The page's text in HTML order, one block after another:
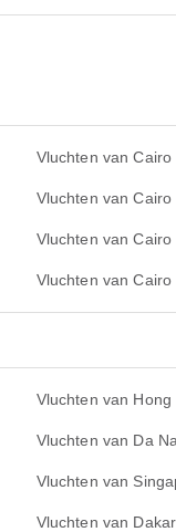
Vluchten van
Vluchten van
Vluchten van
Vluchten van
Vluchten van
Vluchten van Da
Vluchten van
Vluchten van